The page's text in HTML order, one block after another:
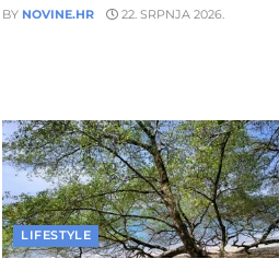
BY NOVINE.HR 22. SRPNJA 2026.
LIFESTYLE